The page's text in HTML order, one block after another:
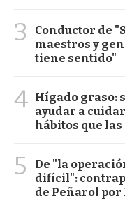
3
Conductor de
maestros y
tiene sentido"
4 Hígado graso:
ayudar a
hábitos que
5
De "la
difícil":
de Peñarol por